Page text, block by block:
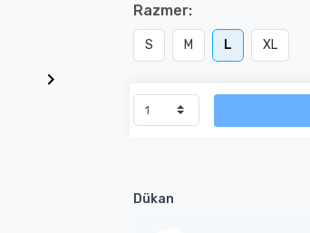
Razmer:
S M L XL
Dükan